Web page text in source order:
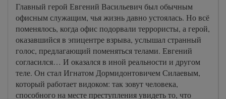
Главный герой Евгений Васильевич был обычным
офисным служащим, чья жизнь давно устоялась. Но всё
поменялось, когда офис подорвали террористы, а герой,
оказавшийся в эпицентре взрыва, услышал странный
голос, предлагающий поменяться телами. Евгений
согласился… И оказался в иной реальности и другом
теле. Он стал Игнатом Дормидонтовичем Силаевым,
который работает видоком: так зовут человека,
способного на месте преступления увидеть то, что